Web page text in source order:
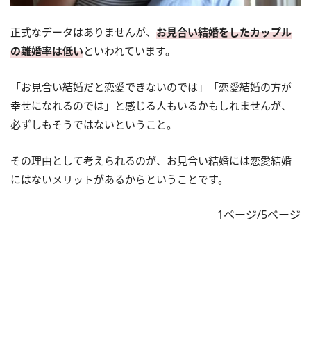
正式なデータはありませんが、 お見合い結婚をしたカップル
の離婚率は低いといわれています。
「お見合い結婚だと恋愛できないのでは」「恋愛結婚の方が
幸せになれるのでは」と感じる人もいるかもしれませんが、
必ずしもそうではないということ。
その理由として考えられるのが、お見合い結婚には恋愛結婚
にはないメリットがあるからということです。
1ページ/5ページ